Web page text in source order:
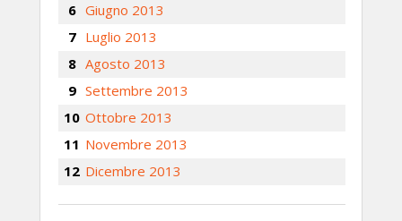
Giugno 2013
Luglio 2013
Agosto 2013
Settembre 2013
Ottobre 2013
Novembre 2013
Dicembre 2013